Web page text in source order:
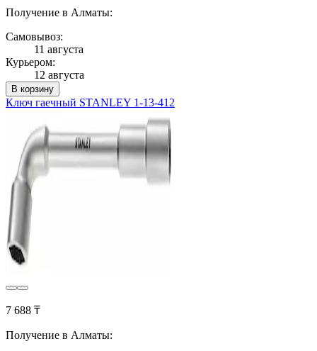
Получение в Алматы:
Самовывоз:
11 августа
Курьером:
12 августа
В корзину
Ключ гаечный STANLEY 1-13-412
7 688 ₸
Получение в Алматы: